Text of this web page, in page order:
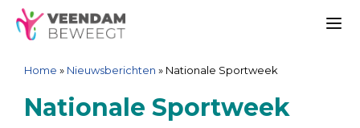
Ga
naar
inhoud
Spring
naar
navigatie
Sitemap
Ga
naar
inhoud
Home » Nieuwsberichten » Nationale Sportweek
Nationale Sportweek